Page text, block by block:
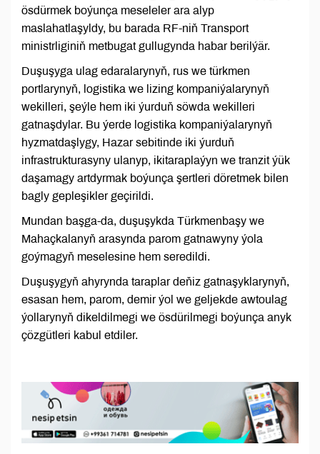
ösdürmek boýunça meseleler ara alyp
maslahatlaşyldy, bu barada RF-niň Transport
ministrliginiň metbugat gullugynda habar berilýär.
Duşuşyga ulag edaralarynyň, rus we türkmen
portlarynyň, logistika we lizing kompaniýalarynyň
wekilleri, şeýle hem iki ýurduň söwda wekilleri
gatnaşdylar. Bu ýerde logistika kompaniýalarynyň
hyzmatdaşlygy, Hazar sebitinde iki ýurduň
infrastrukturasyny ulanyp, ikitaraplaýyn we tranzit ýük
daşamagy artdyrmak boýunça şertleri döretmek bilen
bagly gepleşikler geçirildi.
Mundan başga-da, duşuşykda Türkmenbaşy we
Mahaçkalanyň arasynda parom gatnawyny ýola
goýmagyň meselesine hem seredildi.
Duşuşygyň ahyrynda taraplar deňiz gatnaşyklarynyň,
esasan hem, parom, demir ýol we geljekde awtoulag
ýollarynyň dikeldilmegi we ösdürilmegi boýunça anyk
çözgütleri kabul etdiler.